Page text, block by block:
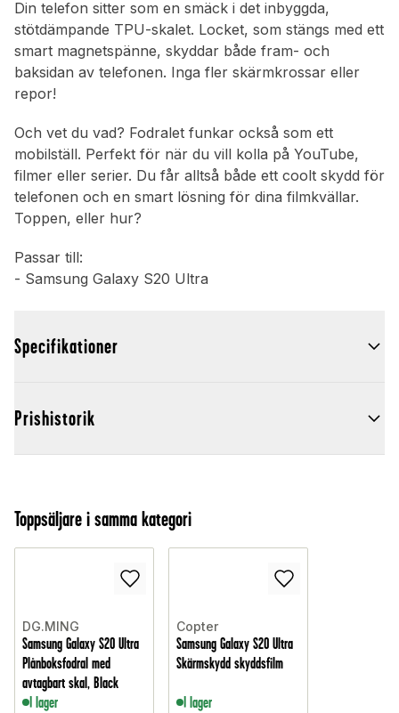
Din telefon sitter som en smäck i det inbyggda,
stötdämpande TPU-skalet. Locket, som stängs med ett
smart magnetspänne, skyddar både fram- och
baksidan av telefonen. Inga fler skärmkrossar eller
repor!
Och vet du vad? Fodralet funkar också som ett
mobilställ. Perfekt för när du vill kolla på YouTube,
filmer eller serier. Du får alltså både ett coolt skydd för
telefonen och en smart lösning för dina filmkvällar.
Toppen, eller hur?
Passar till:
- Samsung Galaxy S20 Ultra
Specifikationer
Prishistorik
Toppsäljare i samma kategori
DG.MING
Samsung Galaxy S20 Ultra
Plånboksfodral med
avtagbart skal, Black
I lager
Copter
Samsung Galaxy S20 Ultra
Skärmskydd skyddsfilm
I lager